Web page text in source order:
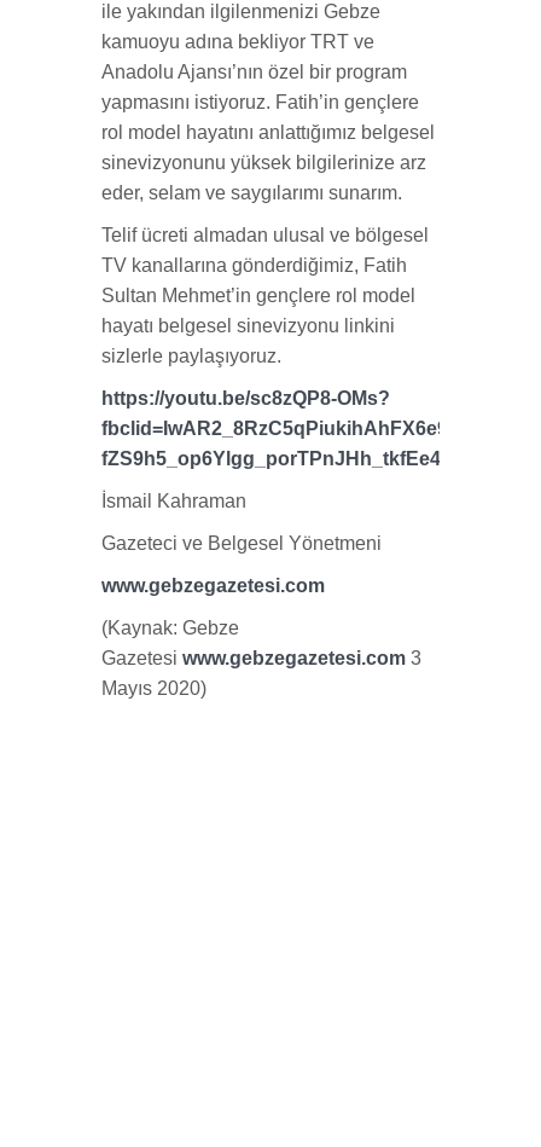
ile yakından ilgilenmenizi Gebze
kamuoyu adına bekliyor TRT ve
Anadolu Ajansı’nın özel bir program
yapmasını istiyoruz. Fatih’in gençlere
rol model hayatını anlattığımız belgesel
sinevizyonunu yüksek bilgilerinize arz
eder, selam ve saygılarımı sunarım.
Telif ücreti almadan ulusal ve bölgesel
TV kanallarına gönderdiğimiz, Fatih
Sultan Mehmet’in gençlere rol model
hayatı belgesel sinevizyonu linkini
sizlerle paylaşıyoruz.
https://youtu.be/sc8zQP8-OMs?
fbclid=IwAR2_8RzC5qPiukihAhFX6e9ECXG-
fZS9h5_op6Ylgg_porTPnJHh_tkfEe4
İsmail Kahraman
Gazeteci ve Belgesel Yönetmeni
www.gebzegazetesi.com
(Kaynak: Gebze
Gazetesi www.gebzegazetesi.com 3
Mayıs 2020)